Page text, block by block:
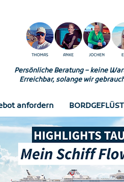
Persönliche Beratung – keine
Erreichbar, solange wir
anfordern